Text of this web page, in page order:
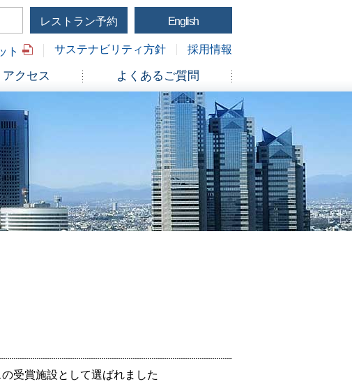
レストラン予約 English
ト サステナビリティ方針 採用情報
アクセス よくあるご質問
受賞施設として選ばれました